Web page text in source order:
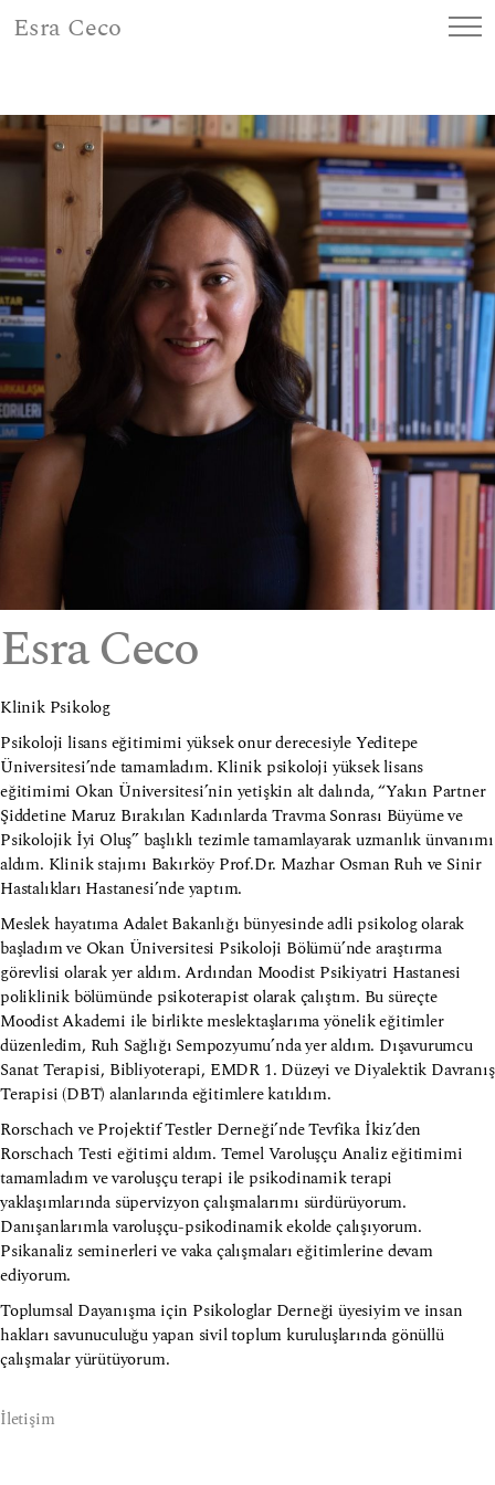
Esra Ceco
Esra Ceco
Klinik Psikolog
Psikoloji lisans eğitimimi yüksek onur derecesiyle Yeditepe
Üniversitesi’nde tamamladım. Klinik psikoloji yüksek lisans
eğitimimi Okan Üniversitesi’nin yetişkin alt dalında, “Yakın Partner
Şiddetine Maruz Bırakılan Kadınlarda Travma Sonrası Büyüme ve
Psikolojik İyi Oluş” başlıklı tezimle tamamlayarak uzmanlık ünvanımı
aldım. Klinik stajımı Bakırköy Prof.Dr. Mazhar Osman Ruh ve Sinir
Hastalıkları Hastanesi’nde yaptım.
Meslek hayatıma Adalet Bakanlığı bünyesinde adli psikolog olarak
başladım ve Okan Üniversitesi Psikoloji Bölümü’nde araştırma
görevlisi olarak yer aldım. Ardından Moodist Psikiyatri Hastanesi
poliklinik bölümünde psikoterapist olarak çalıştım. Bu süreçte
Moodist Akademi ile birlikte meslektaşlarıma yönelik eğitimler
düzenledim, Ruh Sağlığı Sempozyumu’nda yer aldım. Dışavurumcu
Sanat Terapisi, Bibliyoterapi, EMDR 1. Düzeyi ve Diyalektik Davranış
Terapisi (DBT) alanlarında eğitimlere katıldım.
Rorschach ve Projektif Testler Derneği’nde Tevfika İkiz’den
Rorschach Testi eğitimi aldım. Temel Varoluşçu Analiz eğitimimi
tamamladım ve varoluşçu terapi ile psikodinamik terapi
yaklaşımlarında süpervizyon çalışmalarımı sürdürüyorum.
Danışanlarımla varoluşçu-psikodinamik ekolde çalışıyorum.
Psikanaliz seminerleri ve vaka çalışmaları eğitimlerine devam
ediyorum.
Toplumsal Dayanışma için Psikologlar Derneği üyesiyim ve insan
hakları savunuculuğu yapan sivil toplum kuruluşlarında gönüllü
çalışmalar yürütüyorum.
İletişim